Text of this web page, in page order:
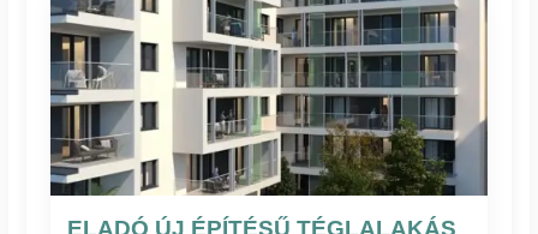
ELADÓ ÚJ ÉPÍTÉSŰ TÉGLALAKÁS